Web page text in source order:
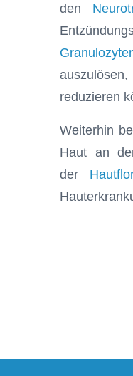
den
reduzieren
Weiterhin
Haut an
der